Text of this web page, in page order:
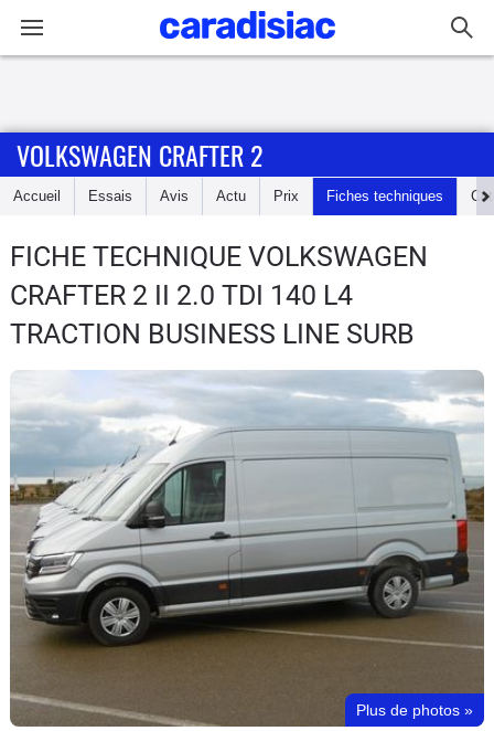
Accueil
Essais
Guide
d'achat
Electriques
Utilitaires
Flottes
Auto
Services
Forum
Moto
VOLKSWAGEN CRAFTER 2
Accueil Essais Avis Actu Prix Fiches techniques
FICHE TECHNIQUE VOLKSWAGEN
CRAFTER 2 II 2.0 TDI 140 L4
TRACTION BUSINESS LINE SURB
Plus de photos »